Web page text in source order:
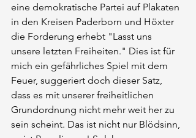
eine demokratische Partei auf Plakaten
in den Kreisen Paderborn und Höxter
die Forderung erhebt "Lasst uns
unsere letzten Freiheiten." Dies ist für
mich ein gefährliches Spiel mit dem
Feuer, suggeriert doch dieser Satz,
dass es mit unserer freiheitlichen
Grundordnung nicht mehr weit her zu
sein scheint. Das ist nicht nur Blödsinn,